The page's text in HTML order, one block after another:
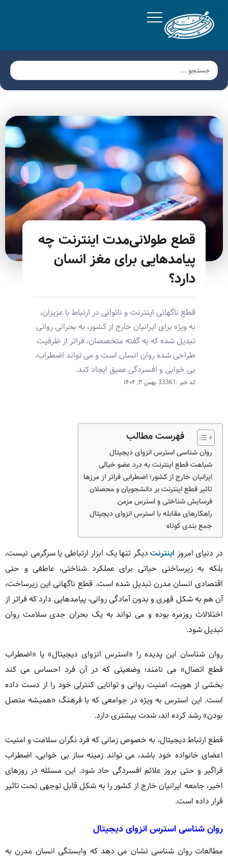
قطع طولانی‌مدت اینترنت چه
پیامدهایی برای مغز انسان
دارد؟
قطع ناگهانی اینترنت و ناتوانی در ارتباط با عزیزان،
به ویژه برای ایرانیان خارج از کشور، به بحرانی روانی
تبدیل شده که به گفته متخصصان، فراتر از ظرفیت
طراحی شده روان انسان است و می تواند اضطراب،
بی خوابی و افسردگی عمیق ایجاد کند.
کد خبر :33361 بهمن ۳, ۱۴۰۴
فهرست مطالب
روان شناسی استرس انزوای دیجیتال
شباهت قطع اینترنت به درد عضو خیالی
ایرانیان خارج از کشور؛ اضطرابی فراتر از مرزها
تاثیر قطع اینترنت بر دانشجویان و محصلان
فرسایش شناختی و استرس مزمن
راهکارهای مقابله با استرس انزوای دیجیتال
جمع بندی کوتاه
در دنیای امروز اینترنتدیگر تنها یک ابزار ارتباطی یا سرگرمی نیست،
بلکه به زیرساختی حیاتی برای عملکرد شناختی، عاطفی و حتی
اقتصادی انسان مدرن تبدیل شده است. قطع ناگهانی این زیرساخت،
آن هم به شکل قهری و بدون آمادگی روانی، پیامدهایی دارد که فراتر از
اختلالات روزمره بوده و می تواند به یک بحران جدی سلامت روان
تبدیل شود.
روان شناسان این پدیده را «استرس انزوای دیجیتال» یا «اضطراب
قطع اتصال» می نامند؛ وضعیتی که در آن فرد احساس می کند
بخشی از هویت، امنیت روانی و توانایی کنترلی خود را از دست داده
است. این استرس به ویژه در جوامعی که با فرهنگ «همیشه متصل
بودن» رشد کرده اند، شدت بیشتری دارد.
قطع ارتباط دیجیتال، به خصوص زمانی که فرد نگران سلامت و امنیت
اعضای خانواده خود باشد، می تواند زمینه ساز بی خوابی، اضطراب
فراگیر و حتی بروز علائم افسردگی حاد شود. این مسئله در روزهای
اخیر، جامعه ایرانیان خارج از کشور را به شکل قابل توجهی تحت تاثیر
قرار داده است.
روان شناسی استرس انزوای دیجیتال
مطالعات روان شناسی نشان می دهد که وابستگی انسان مدرن به